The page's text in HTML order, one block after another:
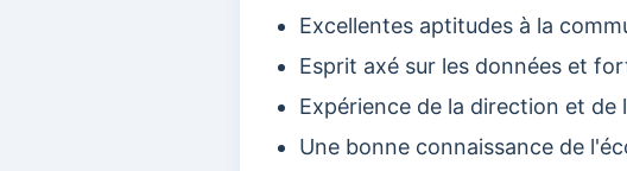
Excellentes aptitudes à la
Esprit axé sur les données et
Expérience de la direction et
Une bonne connaissance de